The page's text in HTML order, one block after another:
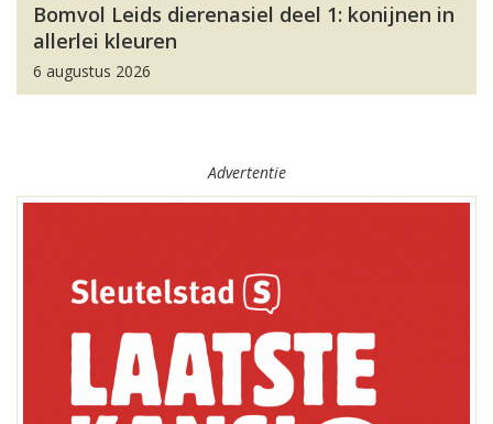
Bomvol Leids dierenasiel deel 1: konijnen in
allerlei kleuren
6 augustus 2026
Advertentie